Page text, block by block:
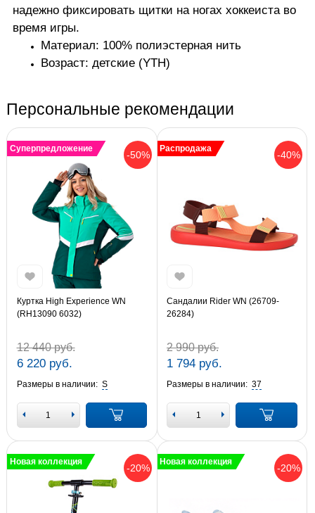
надежно фиксировать щитки на ногах хоккеиста во
время игры.
Материал: 100% полиэстерная нить
Возраст: детские (YTH)
Персональные рекомендации
-50%
Суперпредложение
Куртка High Experience WN
(RH13090 6032)
12 440 руб.
6 220 руб.
Размеры в наличии: S
-40%
Распродажа
Сандалии Rider WN (26709-
26284)
2 990 руб.
1 794 руб.
Размеры в наличии: 37
-20%
Новая коллекция
-20%
Новая коллекция